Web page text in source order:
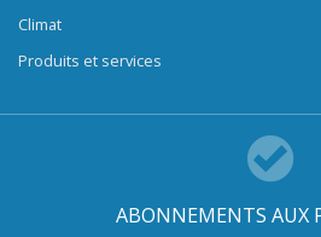
Climat
Produits et services
ABONNEMENTS AUX